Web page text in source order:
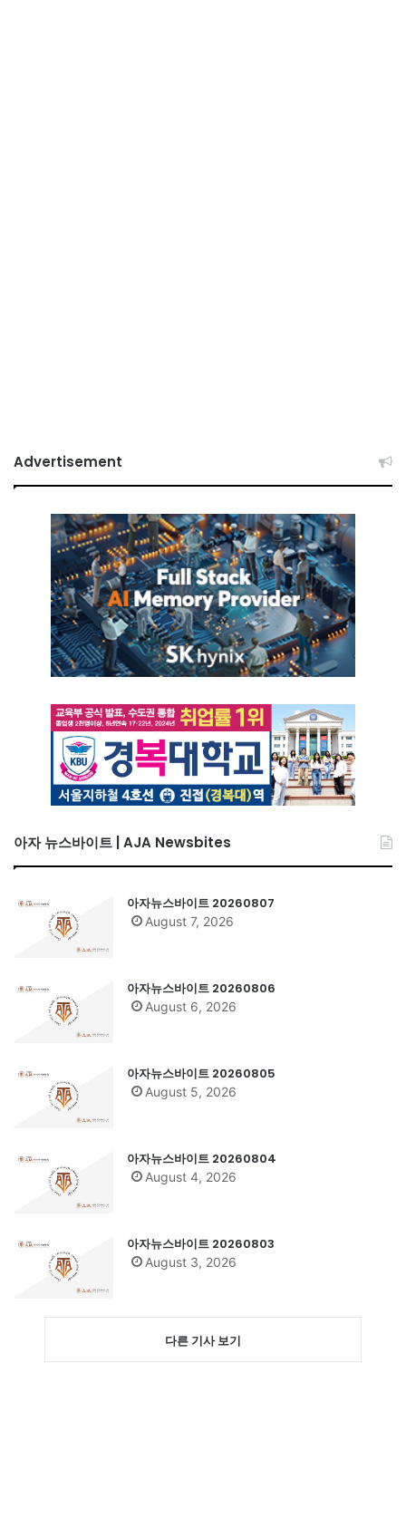
Advertisement
아자 뉴스바이트 | AJA Newsbites
아자뉴스바이트 20260807
August 7, 2026
아자뉴스바이트 20260806
August 6, 2026
아자뉴스바이트 20260805
August 5, 2026
아자뉴스바이트 20260804
August 4, 2026
아자뉴스바이트 20260803
August 3, 2026
다른 기사 보기